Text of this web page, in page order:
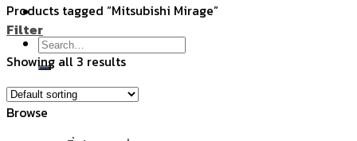
Search
for:
Products tagged “Mitsubishi Mirage”
Filter
Showing all 3 results
Browse